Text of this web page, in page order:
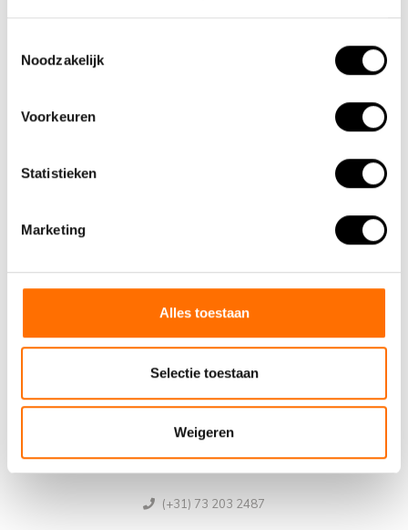
Noodzakelijk
Voorkeuren
Statistieken
Marketing
Alles toestaan
Selectie toestaan
Weigeren
Team Lacros
Handelskammernummer: 62140957
(+31) 73 203 2487